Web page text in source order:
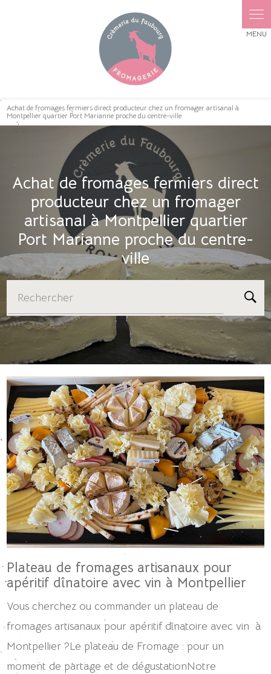
Achat de fromages fermiers direct producteur chez un fromager artisanal à
Montpellier quartier Port Marianne proche du centre-ville
Achat de fromages fermiers direct
producteur chez un fromager
artisanal à Montpellier quartier
Port Marianne proche du centre-
ville
Rechercher
Plateau de fromages artisanaux pour
apéritif dînatoire avec vin à Montpellier
Vous cherchez ou commander un plateau de
fromages artisanaux pour apéritif dînatoire avec vin à
Montpellier ?Le plateau de Fromage : pour un
moment de partage et de dégustationNotre